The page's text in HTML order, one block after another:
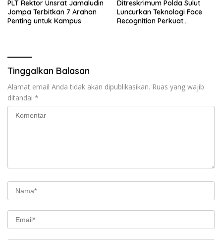
​PLT Rektor Unsrat Jamaludin
Jompa Terbitkan 7 Arahan
Penting untuk Kampus
Ditreskrimum Polda Sulut
Luncurkan Teknologi Face
Recognition Perkuat
Tinggalkan Balasan
Alamat email Anda tidak akan dipublikasikan. Ruas yang wajib
ditandai *